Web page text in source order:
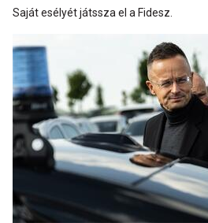
Saját esélyét játssza el a Fidesz.